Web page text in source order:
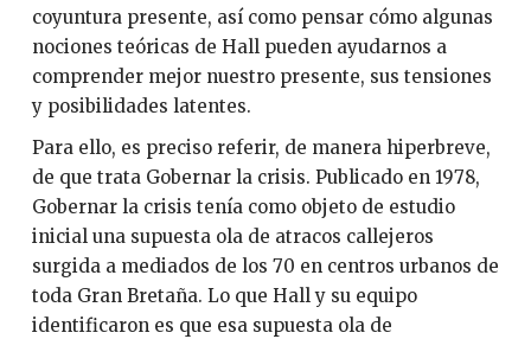
coyuntura presente, así como pensar cómo algunas
nociones teóricas de Hall pueden ayudarnos a
comprender mejor nuestro presente, sus tensiones
y posibilidades latentes.
Para ello, es preciso referir, de manera hiperbreve,
de que trata Gobernar la crisis. Publicado en 1978,
Gobernar la crisis tenía como objeto de estudio
inicial una supuesta ola de atracos callejeros
surgida a mediados de los 70 en centros urbanos de
toda Gran Bretaña. Lo que Hall y su equipo
identificaron es que esa supuesta ola de